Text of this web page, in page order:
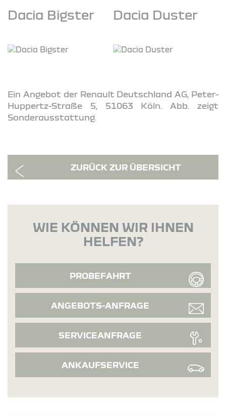
Dacia Bigster Dacia Duster
Ein Angebot der Renault Deutschland AG, Peter-
Huppertz-Straße 5, 51063 Köln. Abb. zeigt
Sonderausstattung.
ZURÜCK ZUR ÜBERSICHT
WIE KÖNNEN WIR IHNEN
HELFEN?
PROBEFAHRT
ANGEBOTS-ANFRAGE
SERVICEANFRAGE
ANKAUFSERVICE